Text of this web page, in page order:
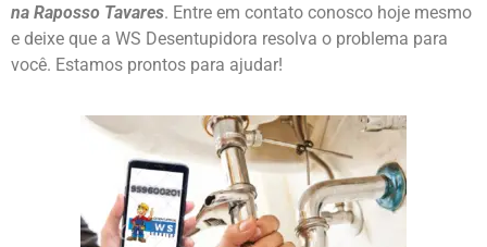
na Raposso Tavares. Entre em contato conosco hoje mesmo
e deixe que a WS Desentupidora resolva o problema para
você. Estamos prontos para ajudar!